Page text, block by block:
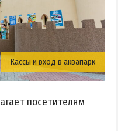
Кассы и вход в аквапарк
посетителям